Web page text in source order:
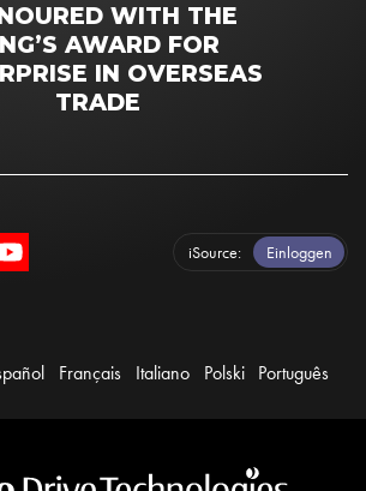
WITH THE
AWARD FOR
IN OVERSEAS
TRADE
iSource Einloggen
Français Italiano Polski Português